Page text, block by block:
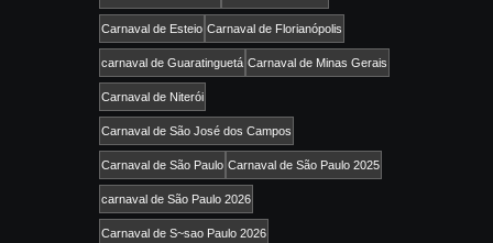
Carnaval de Esteio Carnaval de Florianópolis
carnaval de Guaratinguetá Carnaval de Minas Gerais
Carnaval de Niterói
Carnaval de São José dos Campos
Carnaval de São Paulo Carnaval de São Paulo 2025
carnaval de São Paulo 2026
Carnaval de S~sao Paulo 2026